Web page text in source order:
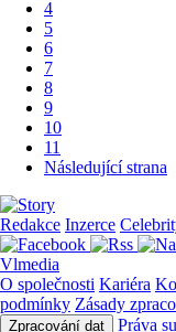
4
5
6
7
8
9
10
11
Následující strana
Redakce Inzerce
Vlmedia
O společnosti Kariéra
podmínky Zásady
Zpracování dat
Práva